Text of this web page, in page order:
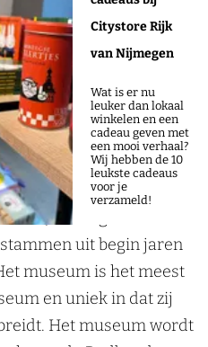
Citystore Rijk
van Nijmegen
Wat is er nu
leuker dan lokaal
winkelen en een
cadeau geven met
een mooi verhaal?
Wij hebben de 10
leukste cadeaus
voor je
verzameld!
en bewondering
museum
en Pathologie van het
is opgericht door de
professor dr. H.J.
J. Fellinger in 1967.
uit begin jaren
museum is het meest
en uniek in dat zij
Het museum wordt